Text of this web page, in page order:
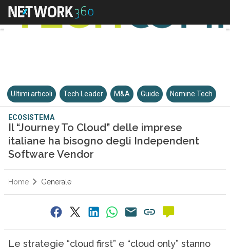
Ultimi articoli Tech Leader M&A Guide Nomine Tech
ECOSISTEMA
Il “Journey To Cloud” delle imprese
italiane ha bisogno degli Independent
Software Vendor
Home Generale
Le strategie “cloud first” e “cloud only” stanno